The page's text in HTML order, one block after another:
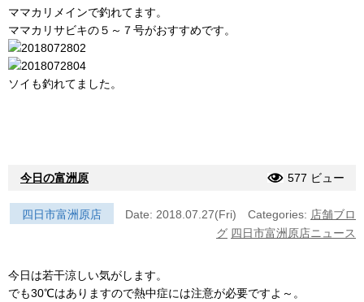
ママカリメインで釣れてます。
ママカリサビキの５～７号がおすすめです。
ソイも釣れてました。
今日の富洲原 577 ビュー
四日市富洲原店 Date: 2018.07.27(Fri) Categories: 店舗ブロ
グ 四日市富洲原店ニュース
今日は若干涼しい気がします。
でも30℃はありますので熱中症には注意が必要ですよ～。